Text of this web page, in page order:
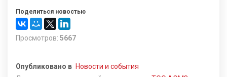
Поделиться новостью
Просмотров: 5667
Опубликовано в Новости и события